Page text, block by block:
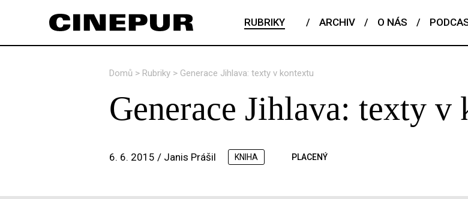
RUBRIKY / ARCHIV / O NÁS /
Domů > Rubriky > Generace Jihlava: texty v kontextu
Generace Jihlava: texty v
6. 6. 2015 / Janis Prášil KNIHA PLACENÝ